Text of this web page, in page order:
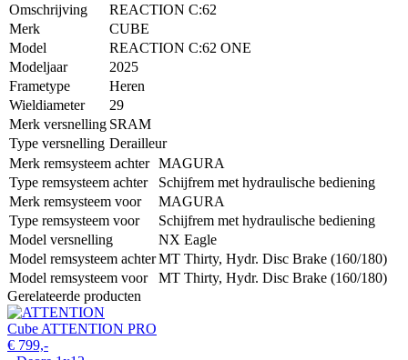
Omschrijving
REACTION C:62
Merk
CUBE
Model
REACTION C:62 ONE
Modeljaar
2025
Frametype
Heren
Wieldiameter
29
Merk versnelling SRAM
Type versnelling Derailleur
Merk remsysteem achter MAGURA
Type remsysteem achter
Schijfrem met hydraulische bediening
Merk remsysteem voor
MAGURA
Type remsysteem voor
Schijfrem met hydraulische bediening
Model versnelling
NX Eagle
Model remsysteem achterMT Thirty, Hydr. Disc Brake (160/180)
Model remsysteem voor
MT Thirty, Hydr. Disc Brake (160/180)
Gerelateerde producten
Cube ATTENTION PRO
€ 799,-